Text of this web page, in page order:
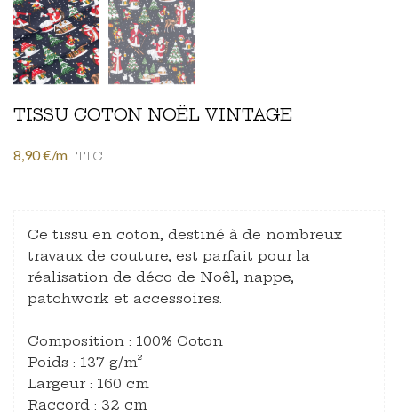
TISSU COTON NOËL VINTAGE
8,90 €/m TTC
Ce tissu en coton, destiné à de nombreux
travaux de couture, est parfait pour la
réalisation de déco de Noêl, nappe,
patchwork et accessoires.
Composition : 100% Coton
Poids : 137 g/m²
Largeur : 160 cm
Raccord : 32 cm